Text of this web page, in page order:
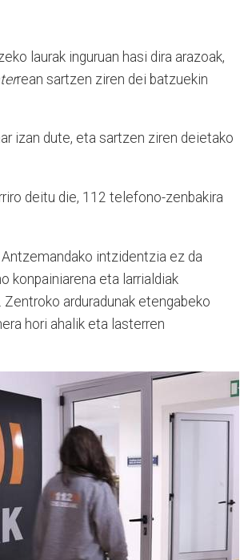
laurak inguruan hasi dira arazoak,
rean sartzen ziren dei batzuekin
izan dute, eta sartzen ziren deietako
deitu die, 112 telefono-zenbakira
intzidentzia ez da
konpainiarena eta larrialdiak
arduradunak etengabeko
hori ahalik eta lasterren